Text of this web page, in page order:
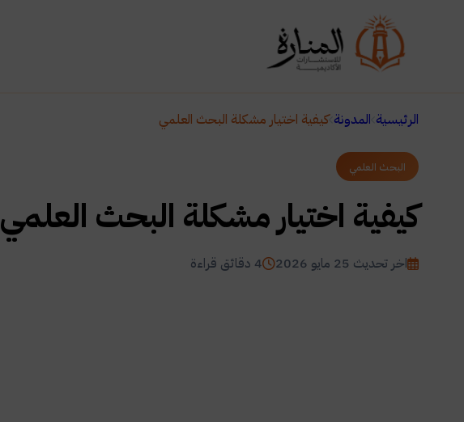
الرئيسية المدونة كيفية اختيار مشكلة البحث العلمي
البحث العلمي
كيفية اختيار مشكلة البحث العلمي
اخر تحديث 25 مايو 2026 4 دقائق قراءة